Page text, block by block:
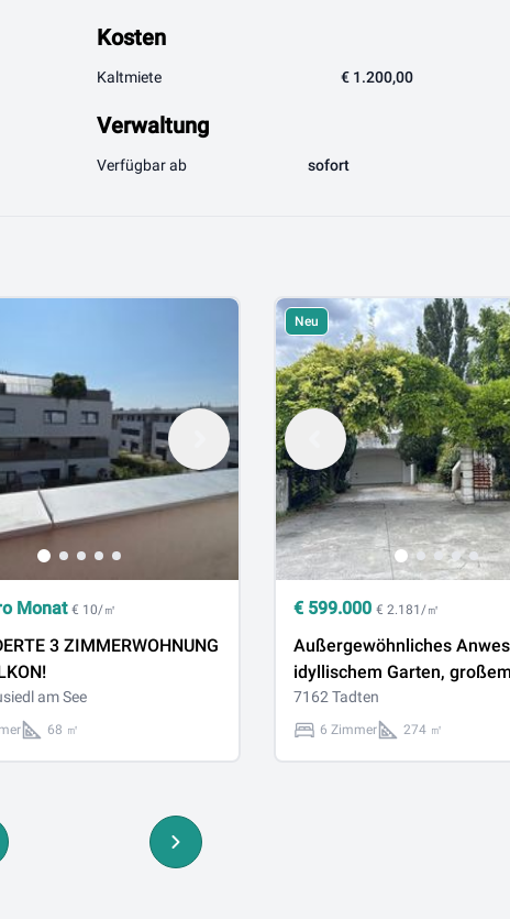
Kosten
Kaltmiete € 1.200,00
Verwaltung
Verfügbar ab sofort
Monat € 10/㎡
3 ZIMMERWOHNUNG
am See
68 ㎡
Neu
€ 599.000 € 2.181/㎡
Außergewöhnliches
idyllischem Garten, großem
Poolhaus & ca. 300 m²
in Tadten
7162 Tadten
6 Zimmer 274 ㎡